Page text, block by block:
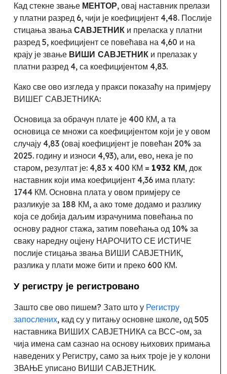
Кад стекне звање МЕНТОР, овај наставник прелази
у платни разред 6, чији је коефицијент 4,48. Послије
стицања звања САВЈЕТНИК и преласка у платни
разред 5, коефицијент се повећава на 4,60 и на
крају је звање ВИШИ САВЈЕТНИК и прелазак у
платни разред 4, са коефицијентом 4,83.
Како све ово изгледа у пракси показаћу на примјеру
ВИШЕГ САВЈЕТНИКА:
Основица за обрачун плате је 400 КМ, а та
основица се множи са коефицијентом који је у овом
случају 4,83 (овај коефицијент је повећан 20% за
2025. годину и износи 4,93), али, ево, нека је по
старом, резултат је: 4,83 x 400 КМ = 1932 КМ, док
наставник који има коефицијент 4,36 има плату:
1744 КМ. Основна плата у овом примјеру се
разликује за 188 КМ, а ако томе додамо и разлику
која се добија даљим израчунима повећања по
основу радног стажа, затим повећања од 10% за
сваку наредну оцјену НАРОЧИТО СЕ ИСТИЧЕ
послије стицања звања ВИШИ САВЈЕТНИК,
разлика у плати може бити и преко 600 КМ.
У регистру је регистровано
Зашто све ово пишем? Зато што у Регистру
запослених, кад су у питању основне школе, од 505
наставника ВИШИХ САВЈЕТНИКА са ВСС-ом, за
чија имена сам сазнао на основу њихових примања
наведених у Регистру, само за њих троје је у колони
ЗВАЊЕ уписано ВИШИ САВЈЕТНИК.